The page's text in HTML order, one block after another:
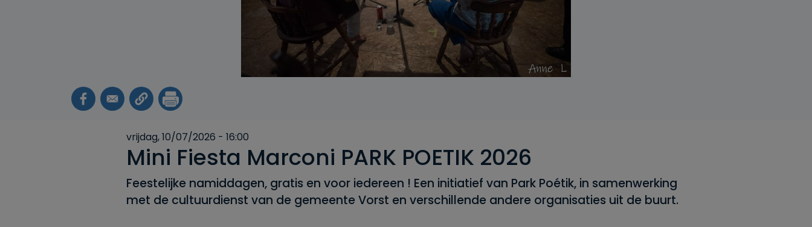
vrijdag, 10/07/2026 - 16:00
Mini Fiesta Marconi PARK POETIK 2026
Feestelijke namiddagen, gratis en voor iedereen ! Een initiatief van Park Poétik, in samenwerking
met de cultuurdienst van de gemeente Vorst en verschillende andere organisaties uit de buurt.